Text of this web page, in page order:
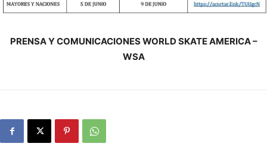
PRENSA Y COMUNICACIONES WORLD SKATE AMERICA –
WSA